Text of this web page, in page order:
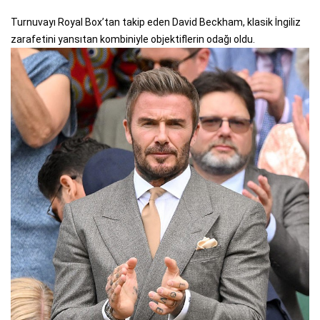
Turnuvayı Royal Box’tan takip eden David Beckham, klasik İngiliz
zarafetini yansıtan kombiniyle objektiflerin odağı oldu.